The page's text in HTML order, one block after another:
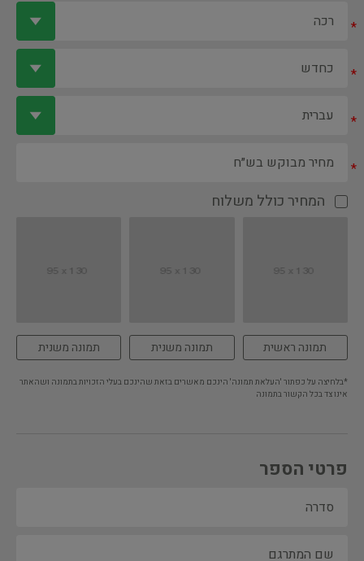
*
*
*
*
המחיר כולל משלוח
תמונה ראשית תמונה משנית תמונה משנית
*בלחיצה על כפתור 'העלאת תמונה' הינכם מאשרים בזאת שהינכם בעלי הזכויות בתמונה ושהאתר
אינו צד בכל הקשור בתמונה
פרטי הספר